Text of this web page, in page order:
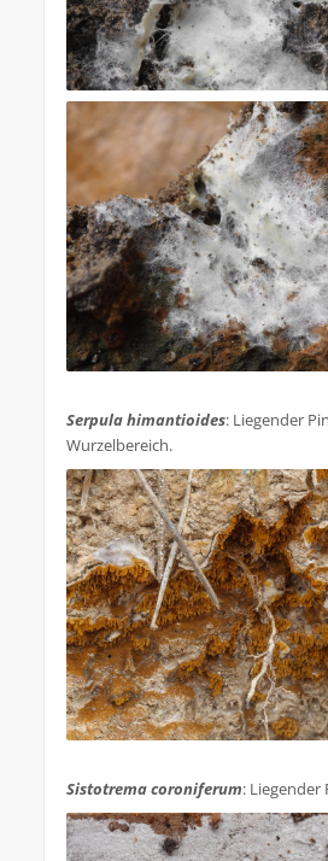
Serpula himantioides: Liegender
Wurzelbereich.
Sistotrema coroniferum: Liegender